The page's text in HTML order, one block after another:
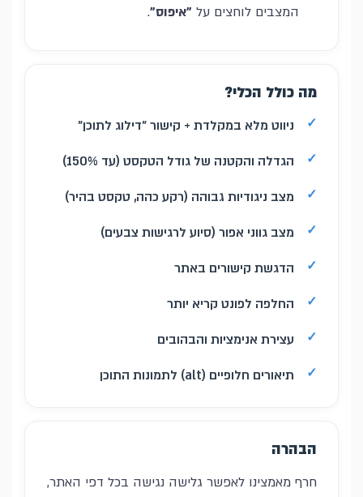
המצבים לוחצים על "איפוס".
מה כולל הכלי?
ניווט מלא במקלדת + קישור "דילוג לתוכן"
הגדלה והקטנה של גודל הטקסט (עד 150%)
מצב ניגודיות גבוהה (רקע כהה, טקסט בהיר)
מצב גווני אפור (סיוע לרגישות צבעים)
הדגשת קישורים באתר
החלפה לפונט קריא יותר
עצירת אנימציות והבהובים
תיאורים חלופיים (alt) לתמונות התוכן
הבהרה
חרף מאמצינו לאפשר גלישה נגישה בכל דפי האתר,